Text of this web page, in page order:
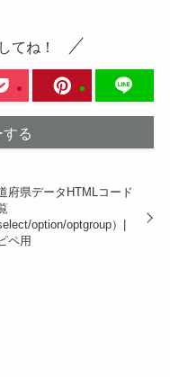
てね！
る
府県データHTMLコード
option/optgroup）|
ペ用